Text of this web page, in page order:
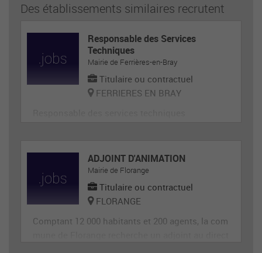
Des établissements similaires recrutent
Responsable des Services
Techniques
Mairie de Ferrières-en-Bray
Titulaire ou contractuel
FERRIERES EN BRAY
ADJOINT D'ANIMATION
Mairie de Florange
Titulaire ou contractuel
FLORANGE
Comptant 12 000 habitants et 200 agents, la com